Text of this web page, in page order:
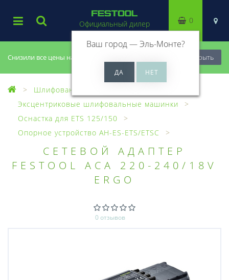
Снизили все цены на 20%, успей купить! Закрыть
Официальный дилер
Ваш город —Эль-Монте?
0
Шлифование
Эксцентриковые шлифовальные машинки
Оснастка для ETS 125/150
Опорное устройство AH-ES-ETS/ETSC
СЕТЕВОЙ АДАПТЕР
FESTOOL ACA 220-240/18V
ERGO
0 отзывов